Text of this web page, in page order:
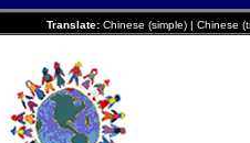
Translate:Chinese (simple) | Chinese